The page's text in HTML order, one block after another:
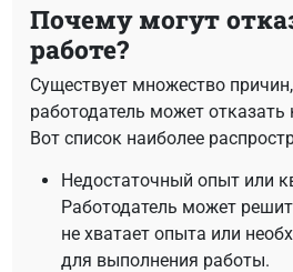
Почему могут
работе?
Существует множество
работодатель может отказать
Вот список наиболее
Недостаточный опыт или
Работодатель может
не хватает опыта или
для выполнения работы.